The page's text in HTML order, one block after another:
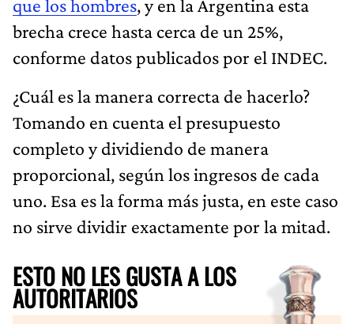
que los hombres, y en la Argentina esta
brecha crece hasta cerca de un 25%,
conforme datos publicados por el INDEC.
¿Cuál es la manera correcta de hacerlo?
Tomando en cuenta el presupuesto
completo y dividiendo de manera
proporcional, según los ingresos de cada
uno. Esa es la forma más justa, en este caso
no sirve dividir exactamente por la mitad.
ESTO NO LES GUSTA A LOS
AUTORITARIOS